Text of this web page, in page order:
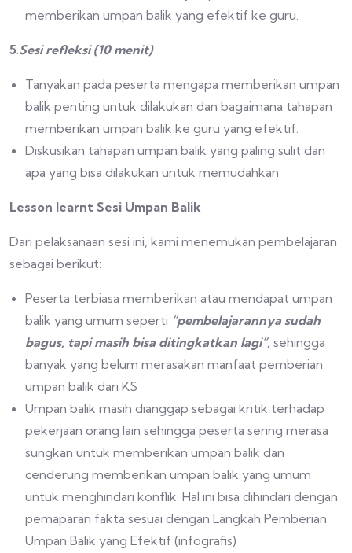
memberikan umpan balik yang efektif ke guru.
5 Sesi refleksi (10 menit)
Tanyakan pada peserta mengapa memberikan umpan
balik penting untuk dilakukan dan bagaimana tahapan
memberikan umpan balik ke guru yang efektif.
Diskusikan tahapan umpan balik yang paling sulit dan
apa yang bisa dilakukan untuk memudahkan
Lesson learnt Sesi Umpan Balik
Dari pelaksanaan sesi ini, kami menemukan pembelajaran
sebagai berikut:
Peserta terbiasa memberikan atau mendapat umpan
balik yang umum seperti “pembelajarannya sudah
bagus, tapi masih bisa ditingkatkan lagi”, sehingga
banyak yang belum merasakan manfaat pemberian
umpan balik dari KS
Umpan balik masih dianggap sebagai kritik terhadap
pekerjaan orang lain sehingga peserta sering merasa
sungkan untuk memberikan umpan balik dan
cenderung memberikan umpan balik yang umum
untuk menghindari konflik. Hal ini bisa dihindari dengan
pemaparan fakta sesuai dengan Langkah Pemberian
Umpan Balik yang Efektif (infografis)